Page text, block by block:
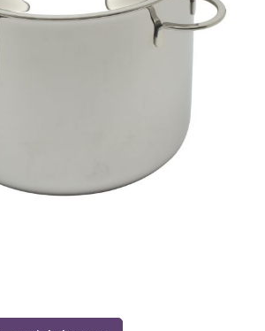
gebruik op gas)